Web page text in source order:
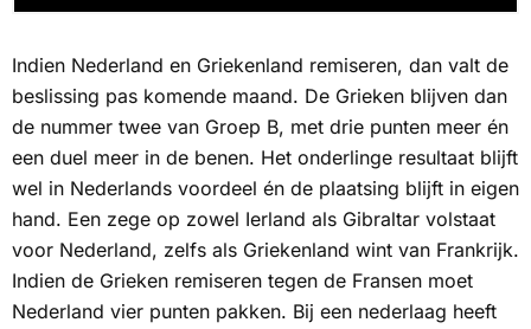
Indien Nederland en Griekenland remiseren, dan valt de
beslissing pas komende maand. De Grieken blijven dan
de nummer twee van Groep B, met drie punten meer én
een duel meer in de benen. Het onderlinge resultaat blijft
wel in Nederlands voordeel én de plaatsing blijft in eigen
hand. Een zege op zowel Ierland als Gibraltar volstaat
voor Nederland, zelfs als Griekenland wint van Frankrijk.
Indien de Grieken remiseren tegen de Fransen moet
Nederland vier punten pakken. Bij een nederlaag heeft